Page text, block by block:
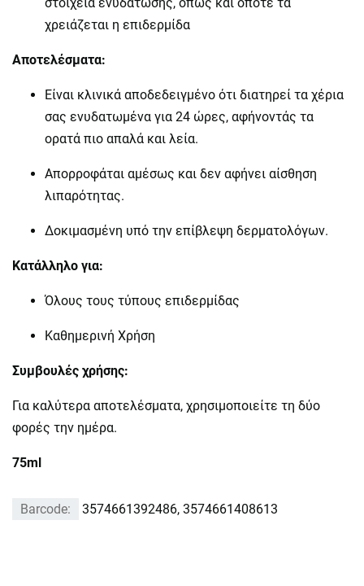
χρειάζεται η επιδερμίδα
Αποτελέσματα:
Είναι κλινικά αποδεδειγμένο ότι διατηρεί τα χέρια
σας ενυδατωμένα για 24 ώρες, αφήνοντάς τα
ορατά πιο απαλά και λεία.
Απορροφάται αμέσως και δεν αφήνει αίσθηση
λιπαρότητας.
Δοκιμασμένη υπό την επίβλεψη δερματολόγων.
Κατάλληλο για:
Όλους τους τύπους επιδερμίδας
Καθημερινή Χρήση
Συμβουλές χρήσης:
Για καλύτερα αποτελέσματα, χρησιμοποιείτε τη δύο
φορές την ημέρα.
75ml
Barcode: 3574661392486, 3574661408613